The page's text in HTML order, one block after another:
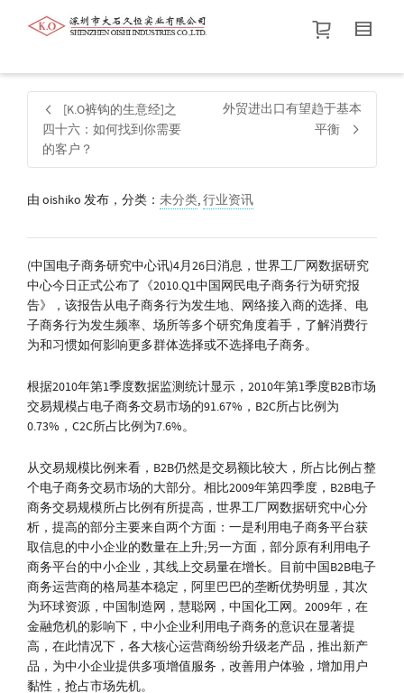
帮我查找新的衬衫尺码
价格介于
默认品牌.
[K.O裤钩的生意经]之
四十六：如何找到你需要
的客户？
外贸进出口有望趋于基本
平衡
由 oishiko 发布，分类： 未分类,行业资讯
(中国电子商务研究中心讯)4月26日消息，世界工厂网数据研究
中心今日正式公布了《2010.Q1中国网民电子商务行为研究报
告》，该报告从电子商务行为发生地、网络接入商的选择、电
子商务行为发生频率、场所等多个研究角度着手，了解消费行
为和习惯如何影响更多群体选择或不选择电子商务。
根据2010年第1季度数据监测统计显示，2010年第1季度B2B市场
交易规模占电子商务交易市场的91.67%，B2C所占比例为
0.73%，C2C所占比例为7.6%。
从交易规模比例来看，B2B仍然是交易额比较大，所占比例占整
个电子商务交易市场的大部分。相比2009年第四季度，B2B电子
商务交易规模所占比例有所提高，世界工厂网数据研究中心分
析，提高的部分主要来自两个方面：一是利用电子商务平台获
取信息的中小企业的数量在上升;另一方面，部分原有利用电子
商务平台的中小企业，其线上交易量在增长。目前中国B2B电子
商务运营商的格局基本稳定，阿里巴巴的垄断优势明显，其次
为环球资源，中国制造网，慧聪网，中国化工网。2009年，在
金融危机的影响下，中小企业利用电子商务的意识在显著提
高，在此情况下，各大核心运营商纷纷升级老产品，推出新产
品，为中小企业提供多项增值服务，改善用户体验，增加用户
黏性，抢占市场先机。